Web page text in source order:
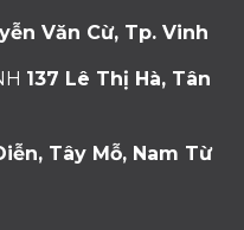
Văn Cừ, Tp. Vinh
137 Lê Thị Hà, Tân
Tây Mỗ, Nam Từ